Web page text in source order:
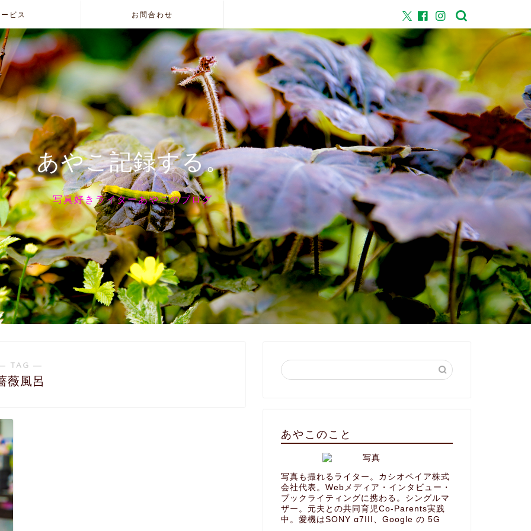
ビス お問合わせ
あやこ記録する。
写真好きライターあやこのブログ
TAG ―
薇風呂
あやこのこと
写真も撮れるライター。カシオペイア株式
会社代表。Webメディア・インタビュー・
ブックライティングに携わる。シングルマ
ザー。元夫との共同育児Co-Parents実践
中。愛機はSONY α7III、Google の 5G